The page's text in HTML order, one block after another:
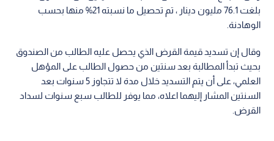
بلغت 76.1 مليون دينار ، تم تحصيل ما نسبته 21% منها بحسب
الوهادنة.
وقال إن تسديد قيمة القرض الذي يحصل عليه الطالب من الصندوق
بحيث تبدأ المطالبة بعد سنتين من حصول الطالب على المؤهل
العلمي، على أن يتم التسديد خلال مدة لا تتجاوز 5 سنوات بعد
السنتين المشار إليهما اعلاه، مما يوفر للطالب سبع سنوات لسداد
القرض.